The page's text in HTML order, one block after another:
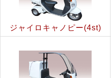
ジャイロキャノピー(4st)